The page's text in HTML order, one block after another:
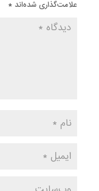
علامت‌گذاری شده‌اند *